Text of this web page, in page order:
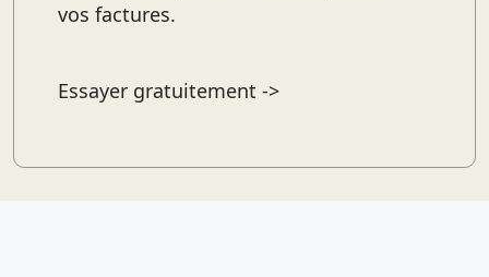
vos factures.
Essayer gratuitement ->